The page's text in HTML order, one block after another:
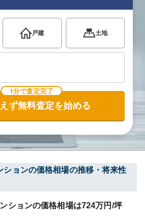
戸建 土地
1分で査定完了
ず無料査定を始める
ションの価格相場の推移・将来性
ションの価格相場は724万円/坪